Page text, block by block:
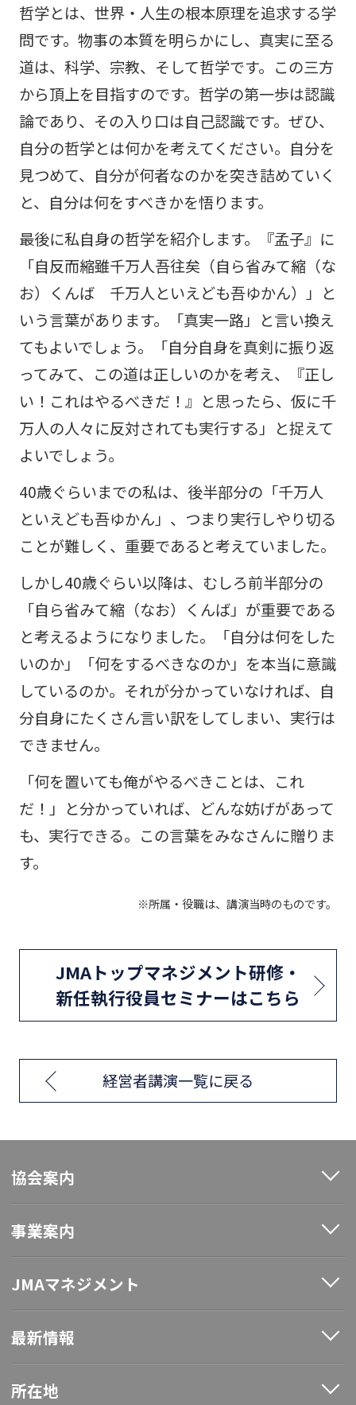
哲学とは、世界・人生の根本原理を追求する学
問です。物事の本質を明らかにし、真実に至る
道は、科学、宗教、そして哲学です。この三方
から頂上を目指すのです。哲学の第一歩は認識
論であり、その入り口は自己認識です。ぜひ、
自分の哲学とは何かを考えてください。自分を
見つめて、自分が何者なのかを突き詰めていく
と、自分は何をすべきかを悟ります。
最後に私自身の哲学を紹介します。『孟子』に
「自反而縮雖千万人吾往矣（自ら省みて縮（な
お）くんば 千万人といえども吾ゆかん）」と
いう言葉があります。「真実一路」と言い換え
てもよいでしょう。「自分自身を真剣に振り返
ってみて、この道は正しいのかを考え、『正し
い！これはやるべきだ！』と思ったら、仮に千
万人の人々に反対されても実行する」と捉えて
よいでしょう。
40歳ぐらいまでの私は、後半部分の「千万人
といえども吾ゆかん」、つまり実行しやり切る
ことが難しく、重要であると考えていました。
しかし40歳ぐらい以降は、むしろ前半部分の
「自ら省みて縮（なお）くんば」が重要である
と考えるようになりました。「自分は何をした
いのか」「何をするべきなのか」を本当に意識
しているのか。それが分かっていなければ、自
分自身にたくさん言い訳をしてしまい、実行は
できません。
「何を置いても俺がやるべきことは、これ
だ！」と分かっていれば、どんな妨げがあって
も、実行できる。この言葉をみなさんに贈りま
す。
※所属・役職は、講演当時のものです。
JMAトップマネジメント研修・
新任執行役員セミナーはこちら
経営者講演一覧に戻る
協会案内
事業案内
JMAマネジメント
最新情報
所在地